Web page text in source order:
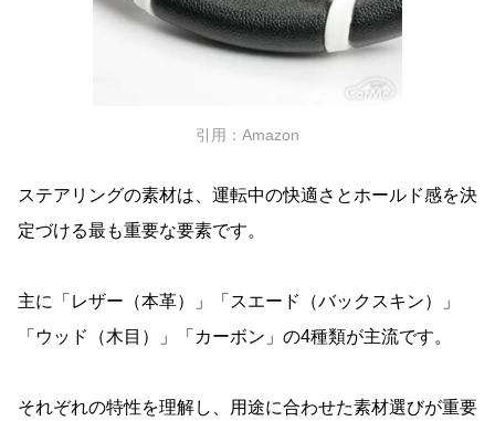
引用：Amazon
ステアリングの素材は、運転中の快適さとホールド感を決
定づける最も重要な要素です。
主に「レザー（本革）」「スエード（バックスキン）」
「ウッド（木目）」「カーボン」の4種類が主流です。
それぞれの特性を理解し、用途に合わせた素材選びが重要